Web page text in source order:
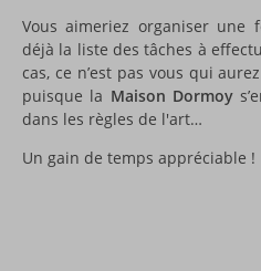
Vous aimeriez organiser une
déjà la liste des tâches à
cas, ce n’est pas vous qui
puisque la Maison Dormoy
dans les règles de l'art…
Un gain de temps appréciable !